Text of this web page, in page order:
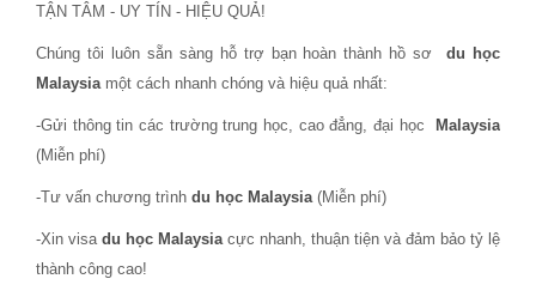
TẬN TÂM - UY TÍN - HIỆU QUẢ!
Chúng tôi luôn sẵn sàng hỗ trợ bạn hoàn thành hồ sơdu học
Malaysiamột cách nhanh chóng và hiệu quả nhất:
-Gửi thông tin các trường trung học, cao đẳng, đại học
Malaysia
(Miễn phí)
-Tư vấn chương trình du học Malaysia(Miễn phí)
-Xin visa du học Malaysiacực nhanh, thuận tiện và đảm bảo tỷ lệ
thành công cao!